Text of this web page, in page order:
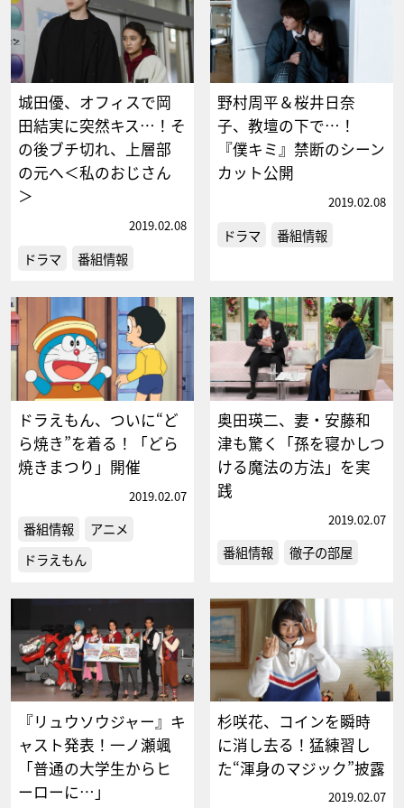
城田優、オフィスで岡
田結実に突然キス…！そ
の後ブチ切れ、上層部
の元へ＜私のおじさん
＞
2019.02.08
ドラマ 番組情報
野村周平＆桜井日奈
子、教壇の下で…！
『僕キミ』禁断のシーン
カット公開
2019.02.08
ドラマ 番組情報
ドラえもん、ついに“ど
ら焼き”を着る！「どら
焼きまつり」開催
2019.02.07
番組情報
アニメ
ドラえもん
奥田瑛二、妻・安藤和
津も驚く「孫を寝かしつ
ける魔法の方法」を実
践
2019.02.07
番組情報 徹子の部屋
『リュウソウジャー』キ
ャスト発表！一ノ瀬颯
「普通の大学生からヒ
ーローに…」
杉咲花、コインを瞬時
に消し去る！猛練習し
た“渾身のマジック”披露
2019.02.07